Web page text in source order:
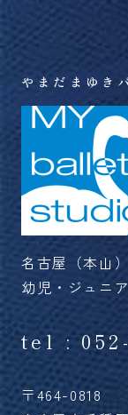
やまだまゆき
名古屋（本山）
幼児・ジュニ
tel :
〒464-0818